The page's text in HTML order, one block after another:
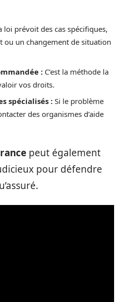
loi prévoit des cas spécifiques,
ou un changement de situation
: C’est la méthode la
vos droits.
spécialisés : Si le problème
des organismes d’aide
peut également
pour défendre